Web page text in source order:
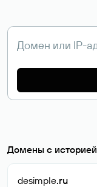
Домены с историей
desimple.ru